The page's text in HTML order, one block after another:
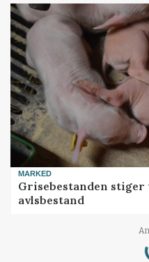
MARKED
Grisebestanden stiger
avlsbestand